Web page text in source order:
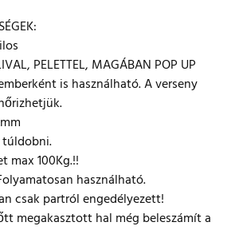
PELETTEL, MAGÁBAN POP UP
is használható. A verseny
max 100Kg.!!
használható.
csak partról engedélyezett!
megakasztott hal még beleszámít a